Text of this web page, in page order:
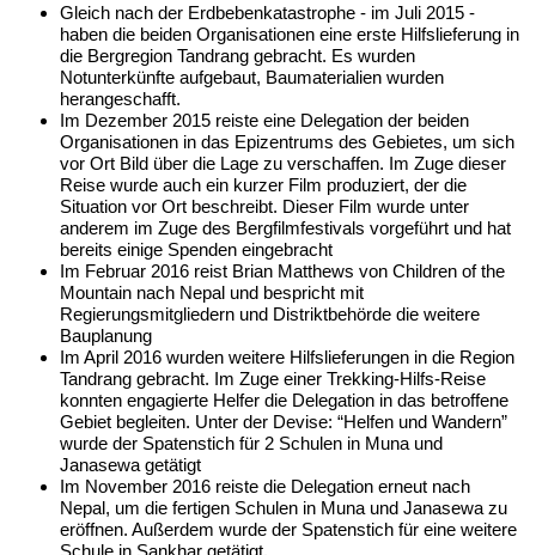
Gleich nach der Erdbebenkatastrophe - im Juli 2015 -
haben die beiden Organisationen eine erste Hilfslieferung in
die Bergregion Tandrang gebracht. Es wurden
Notunterkünfte aufgebaut, Baumaterialien wurden
herangeschafft.
Im Dezember 2015 reiste eine Delegation der beiden
Organisationen in das Epizentrums des Gebietes, um sich
vor Ort Bild über die Lage zu verschaffen. Im Zuge dieser
Reise wurde auch ein kurzer Film produziert, der die
Situation vor Ort beschreibt. Dieser Film wurde unter
anderem im Zuge des Bergfilmfestivals vorgeführt und hat
bereits einige Spenden eingebracht
Im Februar 2016 reist Brian Matthews von Children of the
Mountain nach Nepal und bespricht mit
Regierungsmitgliedern und Distriktbehörde die weitere
Bauplanung
Im April 2016 wurden weitere Hilfslieferungen in die Region
Tandrang gebracht. Im Zuge einer Trekking-Hilfs-Reise
konnten engagierte Helfer die Delegation in das betroffene
Gebiet begleiten. Unter der Devise: “Helfen und Wandern”
wurde der Spatenstich für 2 Schulen in Muna und
Janasewa getätigt
Im November 2016 reiste die Delegation erneut nach
Nepal, um die fertigen Schulen in Muna und Janasewa zu
eröffnen. Außerdem wurde der Spatenstich für eine weitere
Schule in Sankhar getätigt.